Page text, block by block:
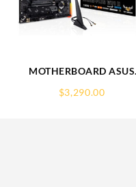
MOTHERBOARD ASUS
WIFI II) SOCKET
$3,290.00